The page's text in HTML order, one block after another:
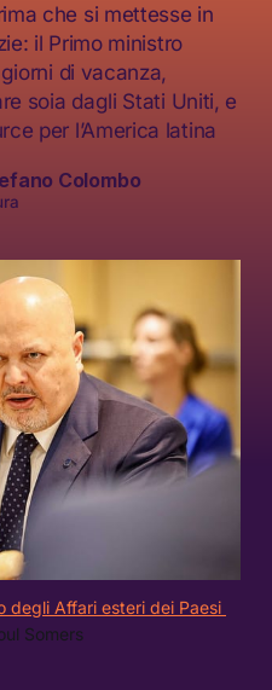
che si mettesse in
il Primo ministro
di vacanza,
soia dagli Stati Uniti, e
per l’America latina
Colombo
degli Affari esteri dei Paesi
Somers